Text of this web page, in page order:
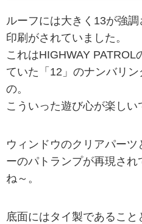
ルーフには大きく13が強
印刷がされていました。
これはHIGHWAY
ていた「12」のナンバリ
の。
こういった遊び心が楽しい
ウィンドウのクリアパー
ーのパトランプが再現さ
ね～。
底面にはタイ製であるこ